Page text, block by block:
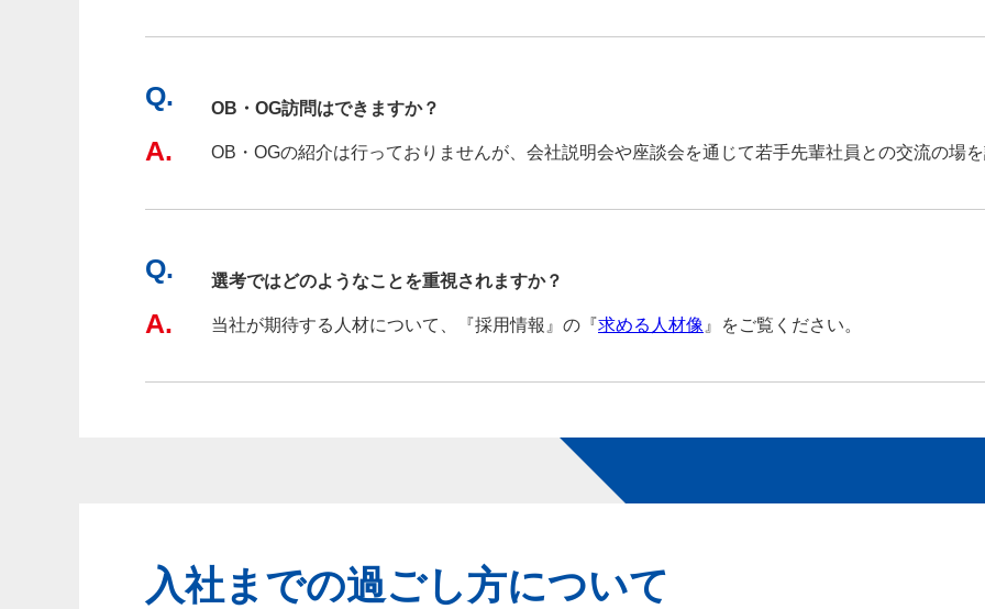
Q. OB・OG訪問はできますか？
A. OB・OGの紹介は行っておりませんが、会社説明会や座談会を通じて若手先輩社員との交流の場
Q. 選考ではどのようなことを重視されますか？
A. 当社が期待する人材について、『採用情報』の『求める人材像 』をご覧ください。
入社までの過ごし方について